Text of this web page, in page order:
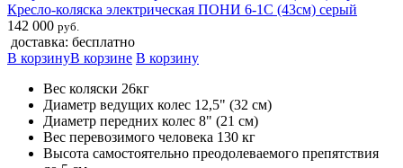
Кресло-коляска электрическая ПОНИ 6-1С (43см) серый
142 000 руб.
доставка: бесплатно
В корзинуВ корзине В корзину
Вес коляски 26кг
Диаметр ведущих колес 12,5" (32 см)
Диаметр передних колес 8" (21 см)
Вес перевозимого человека 130 кг
Высота самостоятельно преодолеваемого препятствия